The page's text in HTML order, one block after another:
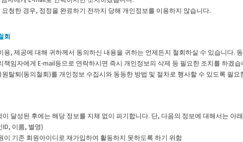
청한 경우, 정정을 완료하기 전까지 당해 개인정보를 이용하지 않습니다.
회
용, 제공에 대해 귀하께서 동의하신 내용을 귀하는 언제든지 철회하실 수 있습니다.
임자에게 E-mail등으로 연락하시면 즉시 개인정보의 삭제 등 필요한 조치를 하겠습
탈퇴(동의철회)를 개인정보 수집시와 동등한 방법 및 절차로 행사할 수 있도록 필요
달성된 후에는 해당 정보를 지체 없이 파기합니다. 단, 다음의 정보에 대해서는 아
ID, 이름, 별명)
이 기존 회원아이디로 재가입하여 활동하지 못하도록 하기 위함